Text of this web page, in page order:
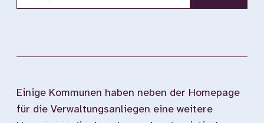
Einige Kommunen haben neben der Homepage
für die Verwaltungsanliegen eine weitere